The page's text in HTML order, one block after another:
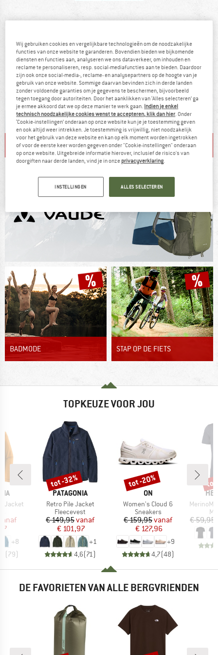
T-SHIRTS HARDLOOPSCHOENEN
BADMODE STAP OP DE FIETS
TOPKEUZE VOOR JOU
Jacket
prijs
+8
(79)
MERK
PATAGONIA
Artikel
Retro Pile Jacket
Productgroep
Fleecevest
Prijs
€ 149,95Verlaagde prijs
vanaf
€ 101,97
+1
4,6(71)
Korting
tot -32%
MERK
ON
Artikel
Women's Cloud 6
Productgroep
Sneakers
Prijs
€ 159,95Verlaagde prijs
vanaf
€ 127,96
+9
4,7(48)
Korting
tot -20%
Artikel
MerinoMix150
€ 59,95
tot
DE FAVORIETEN VAN ALLE BERGVRIENDEN
Wij gebruiken cookies en vergelijkbare technologieën om de noodzakelijke
functies van onze website te garanderen. Bovendien bieden we bijkomende
diensten en functies aan, analyseren we ons dataverkeer, om inhouden en
reclame te personaliseren, resp. social-mediafuncties aan te bieden. Daardoor
zijn ook onze social-media-, reclame- en analysepartners op de hoogte van je
gebruik van onze website. Sommige daarvan bevinden zich in derde landen
zonder voldoende garanties om je gegevens te beschermen, bijvoorbeeld
tegen toegang door autoriteiten. Door het aanklikken van ‘Alles selecteren’ ga
je ermee akkoord dat we op deze manier te werk gaan. Indien je enkel
technisch noodzakelijke cookies wenst te accepteren, klik dan hier. Onder
‘Cookie-instellingen’ onderaan op onze website kun je je toestemming geven
en ook altijd weer intrekken. Je toestemming is vrijwillig, niet noodzakelijk
voor het gebruik van deze website en kan op elk moment worden ingetrokken
of voor de eerste keer worden gegeven onder "Cookie-instellingen" onderaan
op onze website. Uitgebreide informatie hierover, inclusief de risico's van
doorgiften naar derde landen, vind je in onze privacyverklaring.
INSTELLINGEN ALLES SELECTEREN